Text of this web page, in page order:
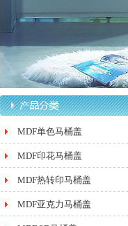
MDF单色马桶盖
MDF印花马桶盖
MDF热转印马桶盖
MDF亚克力马桶盖